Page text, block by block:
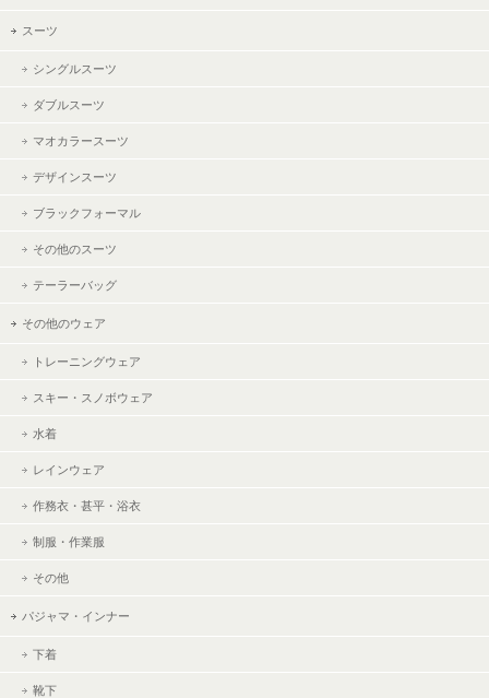
スーツ
シングルスーツ
ダブルスーツ
マオカラースーツ
デザインスーツ
ブラックフォーマル
その他のスーツ
テーラーバッグ
その他のウェア
トレーニングウェア
スキー・スノボウェア
水着
レインウェア
作務衣・甚平・浴衣
制服・作業服
その他
パジャマ・インナー
下着
靴下